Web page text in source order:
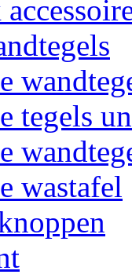
tegels
wastafel